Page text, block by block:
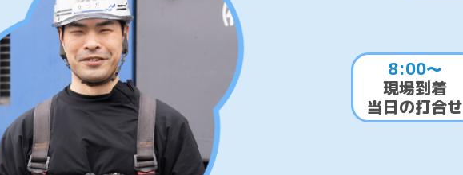
8:00～
現場到着
当日の打合せ